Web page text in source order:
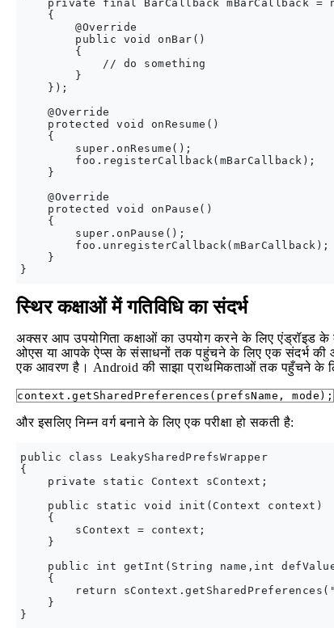
private final BarCallback mBarCallback =
    {
        @Override
        public void onBar()
        {
            // do something
        }
    });
    @Override
    protected void onResume()
    {
        super.onResume();
        foo.registerCallback(mBarCallback);
    }
    @Override
    protected void onPause()
    {
        super.onPause();
        foo.unregisterCallback(mBarCallback);
    }
स्थिर कक्षाओं में गतिविधि का संदर्भ
अक्सर आप उपयोगिता कक्षाओं का उपयोग करने के लिए एंड्रॉइड के
ओएस या आपके ऐप्स के संसाधनों तक पहुंचने के लिए एक संदर्भ की
एक आवरण है। Android की साझा प्राथमिकताओं तक पहुँचने के
context.getSharedPreferences(prefsName, mode);
और इसलिए निम्न वर्ग बनाने के लिए एक परीक्षा हो सकती है:
public class LeakySharedPrefsWrapper
{
    private static Context sContext;
    public static void init(Context context)
    {
        sContext = context;
    }
public int getInt(String name,int
    {
return
    }